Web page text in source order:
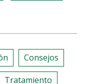
Consejos
Tratamiento